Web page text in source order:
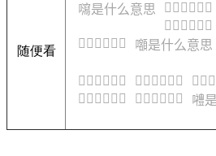
随便看
𡄽是什么意思
𡄾是什么意思
𡅁是什么意思
𡅄是什么意思
𡅅是什么意思
𡅉是什么意思
𡅊是什么意思 𡅋是
𡅍是什么意思
𡅎是什么意思 𡅏